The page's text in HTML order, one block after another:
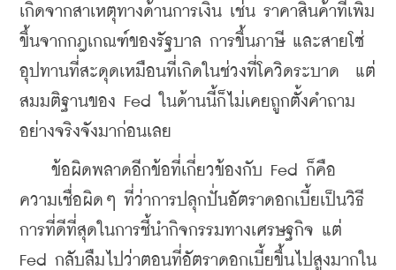
เกิดจากสาเหตุทางด้านการเงิน เช่น ราคาสินค้าที่เพิ่ม
ขึ้นจากกฎเกณฑ์ของรัฐบาล การขึ้นภาษี และสายโซ่
อุปทานที่สะดุดเหมือนที่เกิดในช่วงที่โควิดระบาด  แต่
สมมติฐานของ Fed ในด้านนี้ก็ไม่เคยถูกตั้งคำถาม
อย่างจริงจังมาก่อนเลย
ข้อผิดพลาดอีกข้อที่เกี่ยวข้องกับ Fed ก็คือ
ความเชื่อผิดๆ ที่ว่าการปลุกปั่นอัตราดอกเบี้ยเป็นวิธี
การที่ดีที่สุดในการชี้นำกิจกรรมทางเศรษฐกิจ แต่
Fed กลับลืมไปว่าตอนที่อัตราดอกเบี้ยขึ้นไปสูงมากใน